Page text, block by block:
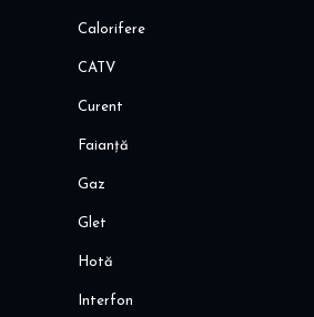
Calorifere
CATV
Curent
Faianță
Gaz
Glet
Hotă
Interfon